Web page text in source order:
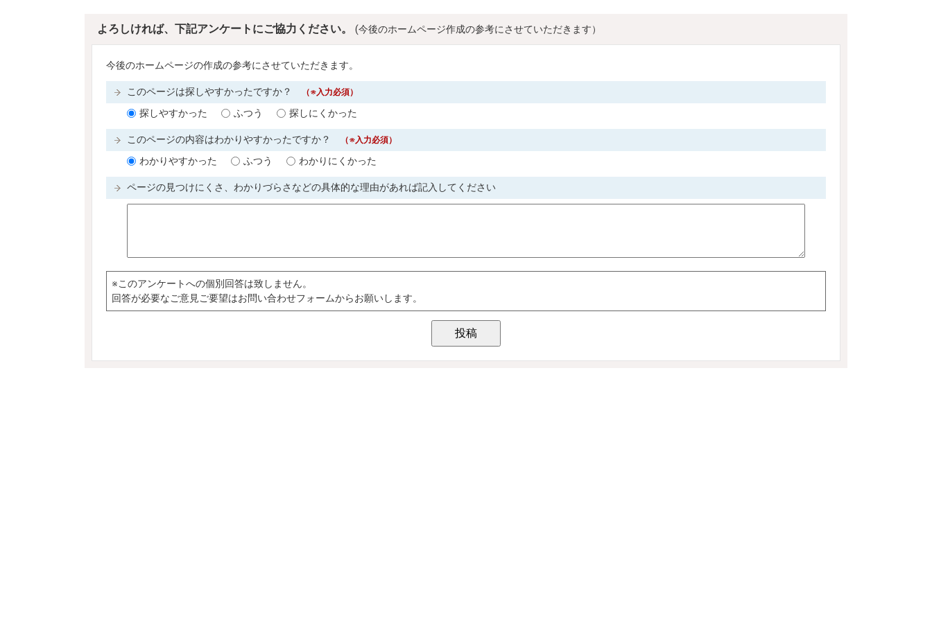
よろしければ、下記アンケートにご協力ください。 (今後のホームページ作成の参考にさせていただきます）
今後のホームページの作成の参考にさせていただきます。
このページは探しやすかったですか？ （※入力必須）
探しやすかった ふつう 探しにくかった
このページの内容はわかりやすかったですか？ （※入力必須）
わかりやすかった ふつう わかりにくかった
ページの見つけにくさ、わかりづらさなどの具体的な理由があれば記入してください
※このアンケートへの個別回答は致しません。
回答が必要なご意見ご要望はお問い合わせフォームからお願いします。